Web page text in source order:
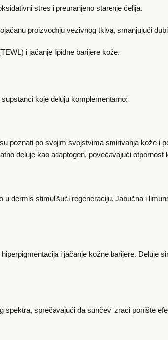
stres i preuranjeno starenje ćelija.
proizvodnju vezivnog tkiva, smanjujući
i jačanje lipidne barijere kože.
koje deluju komplementarno:
poznati po svojim svojstvima smirivanja kože i
deluje kao adaptogen, povećavajući otpornost
dermis stimulišući regeneraciju. Jabučna i
i jačanje kožne barijere. Deluje
sprečavajući da sunčevi zraci ponište